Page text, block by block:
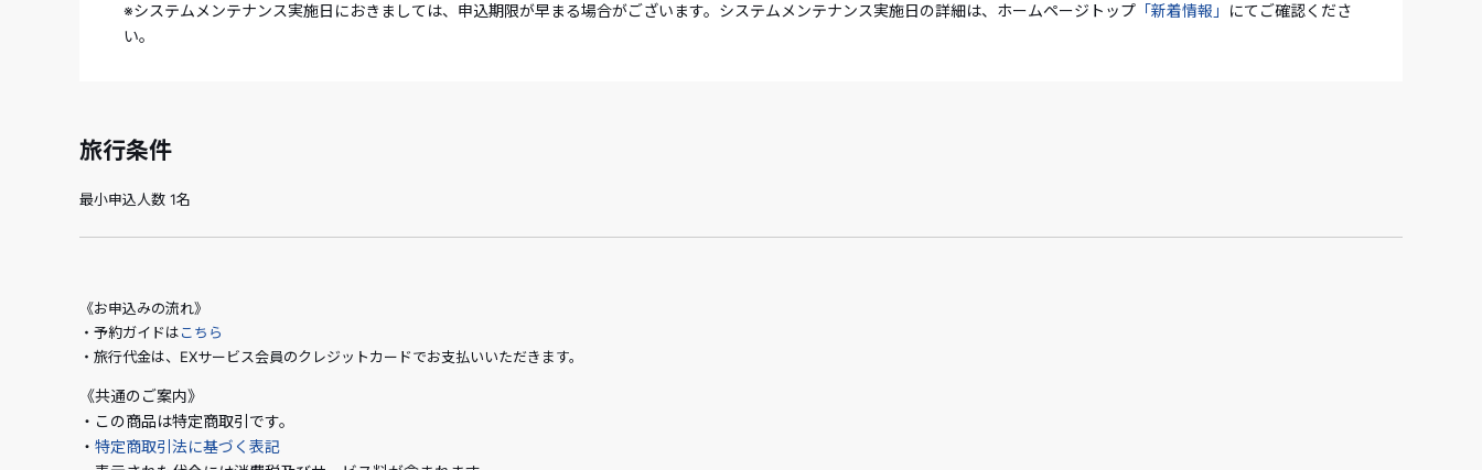
※システムメンテナンス実施日におきましては、申込期限が早まる場合がございます。システムメンテナンス実施日の詳細は、ホームページトップ 「新着情報」
にてご確認くださ
い。
旅行条件
最小申込人数 1名
《お申込みの流れ》
・予約ガイドはこちら
・旅行代金は、EXサービス会員のクレジットカードでお支払いいただきます。
《共通のご案内》
・この商品は特定商取引です。
・ 特定商取引法に基づく表記